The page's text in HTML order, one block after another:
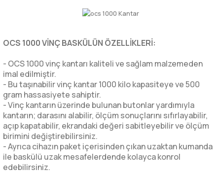
OCS 1000 VİNÇ BASKÜLÜN ÖZELLİKLERİ:
- OCS 1000 vinç kantarı kaliteli ve sağlam malzemeden
imal edilmiştir.
- Bu taşınabilir vinç kantar 1000 kilo kapasiteye ve 500
gram hassasiyete sahiptir.
- Vinç kantarın üzerinde bulunan butonlar yardımıyla
kantarın; darasını alabilir, ölçüm sonuçlarını sıfırlayabilir,
açıp kapatabilir, ekrandaki değeri sabitleyebilir ve ölçüm
birimini değiştirebilirsiniz.
- Ayrıca cihazın paket içerisinden çıkan uzaktan kumanda
ile baskülü uzak mesafelerdende kolayca konrol
edebilirsiniz.